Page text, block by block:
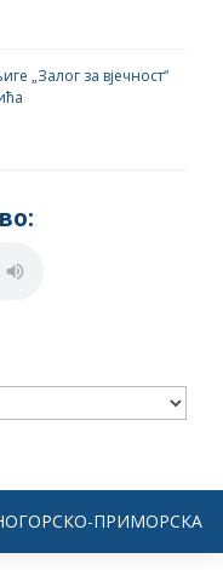
„Залог за вјечност“
ПРИМОРСКА